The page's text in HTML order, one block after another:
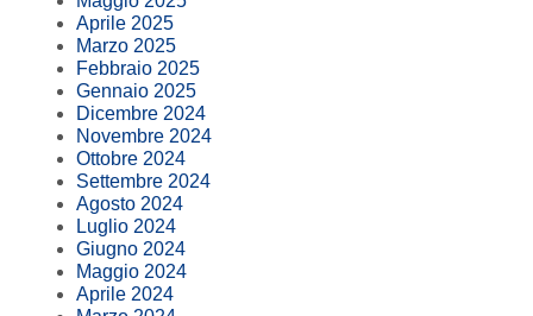
Aprile 2025
Marzo 2025
Febbraio 2025
Gennaio 2025
Dicembre 2024
Novembre 2024
Ottobre 2024
Settembre 2024
Agosto 2024
Luglio 2024
Giugno 2024
Maggio 2024
Aprile 2024